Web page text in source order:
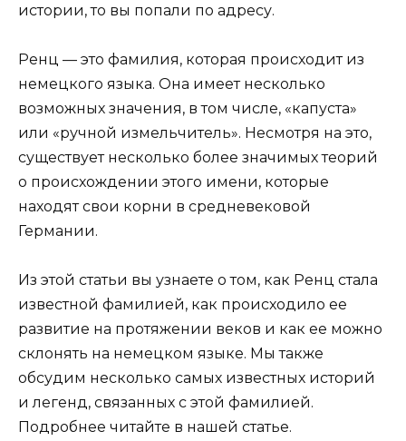
истории, то вы попали по адресу.
Ренц — это фамилия, которая происходит из
немецкого языка. Она имеет несколько
возможных значения, в том числе, «капуста»
или «ручной измельчитель». Несмотря на это,
существует несколько более значимых теорий
о происхождении этого имени, которые
находят свои корни в средневековой
Германии.
Из этой статьи вы узнаете о том, как Ренц стала
известной фамилией, как происходило ее
развитие на протяжении веков и как ее можно
склонять на немецком языке. Мы также
обсудим несколько самых известных историй
и легенд, связанных с этой фамилией.
Подробнее читайте в нашей статье.